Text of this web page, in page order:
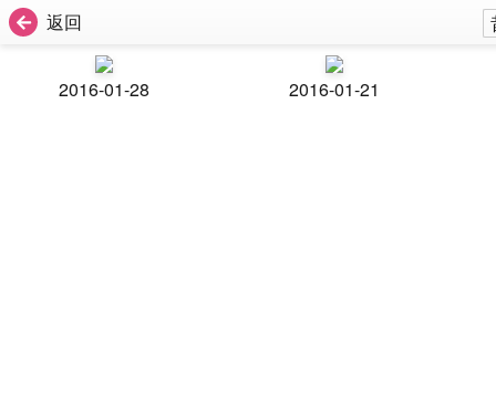
返回
2016-01-28 2016-01-21